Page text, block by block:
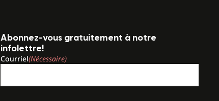
Abonnez-vous gratuitement à notre
infolettre!
Courriel(Nécessaire)